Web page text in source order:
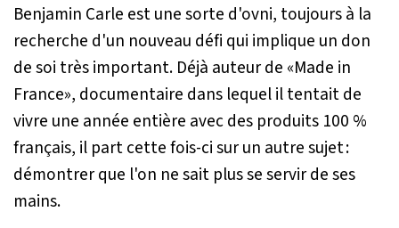
Benjamin Carle est une sorte d'ovni, toujours à la
recherche d'un nouveau défi qui implique un don
de soi très important. Déjà auteur de «Made in
France», documentaire dans lequel il tentait de
vivre une année entière avec des produits 100 %
français, il part cette fois-ci sur un autre sujet :
démontrer que l'on ne sait plus se servir de ses
mains.